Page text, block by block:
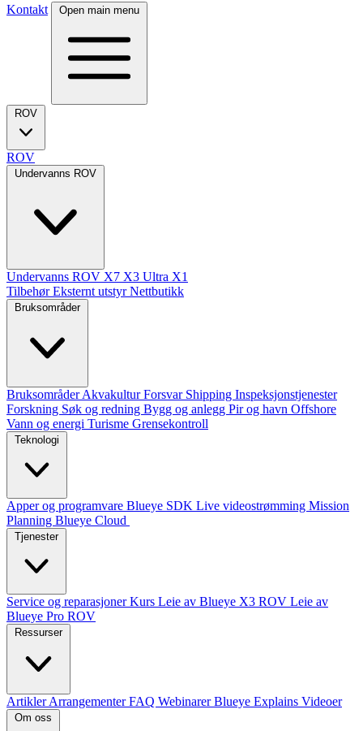
Kontakt
Open main menu
ROV
ROV
Undervanns ROV
Undervanns ROV X7 X3 Ultra X1
TilbehørEksternt utstyrNettbutikk
Bruksområder
BruksområderAkvakulturForsvar Shipping Inspeksjonstjenester
Forskning Søk og redning Bygg og anlegg Pir og havn Offshore
Vann og energi Turisme Grensekontroll
Teknologi
Apper og programvare Blueye SDK Live videostrømming Mission
Planning Blueye Cloud
Tjenester
Service og reparasjonerKurs Leie av Blueye X3 ROV Leie av
Blueye Pro ROV
Ressurser
ArtiklerArrangementerFAQ WebinarerBlueye Explains Videoer
Om oss